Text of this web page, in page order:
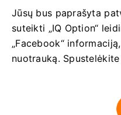
Jūsų bus paprašyta
suteikti „IQ Option“
„Facebook“
nuotrauką. Spustelėkite